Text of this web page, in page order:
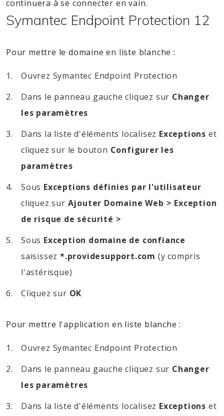
continuera à se connecter en vain.
Symantec Endpoint Protection 12
Pour mettre le domaine en liste blanche :
Ouvrez Symantec Endpoint Protection
Dans le panneau gauche cliquez sur Changer
les paramètres
Dans la liste d'éléments localisez Exceptions et
cliquez sur le bouton Configurer les
paramètres
Sous Exceptions définies par l'utilisateur
cliquez sur Ajouter Domaine Web > Exception
de risque de sécurité >
Sous Exception domaine de confiance
saisissez*.providesupport.com (y compris
l'astérisque)
Cliquez sur OK
Pour mettre l'application en liste blanche :
Ouvrez Symantec Endpoint Protection
Dans le panneau gauche cliquez sur Changer
les paramètres
Dans la liste d'éléments localisez Exceptions et